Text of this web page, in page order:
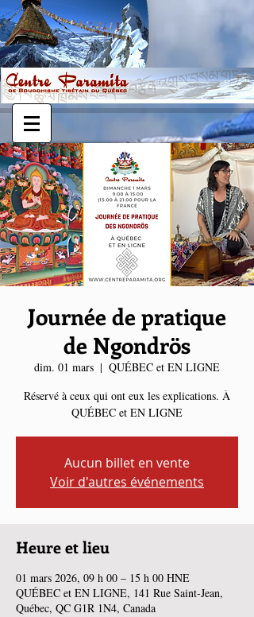
Journée de pratique
de Ngondrös
dim. 01 mars
  |
QUÉBEC et EN LIGNE
Réservé à ceux qui ont eux les explications. À
QUÉBEC et EN LIGNE
Aucun billet en vente
Voir d'autres événements
Heure et lieu
01 mars 2026, 09 h 00 – 15 h 00 HNE
QUÉBEC et EN LIGNE, 141 Rue Saint-Jean,
Québec, QC G1R 1N4, Canada